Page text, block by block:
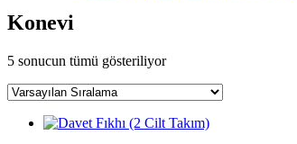
Konevi
5 sonucun tümü gösteriliyor